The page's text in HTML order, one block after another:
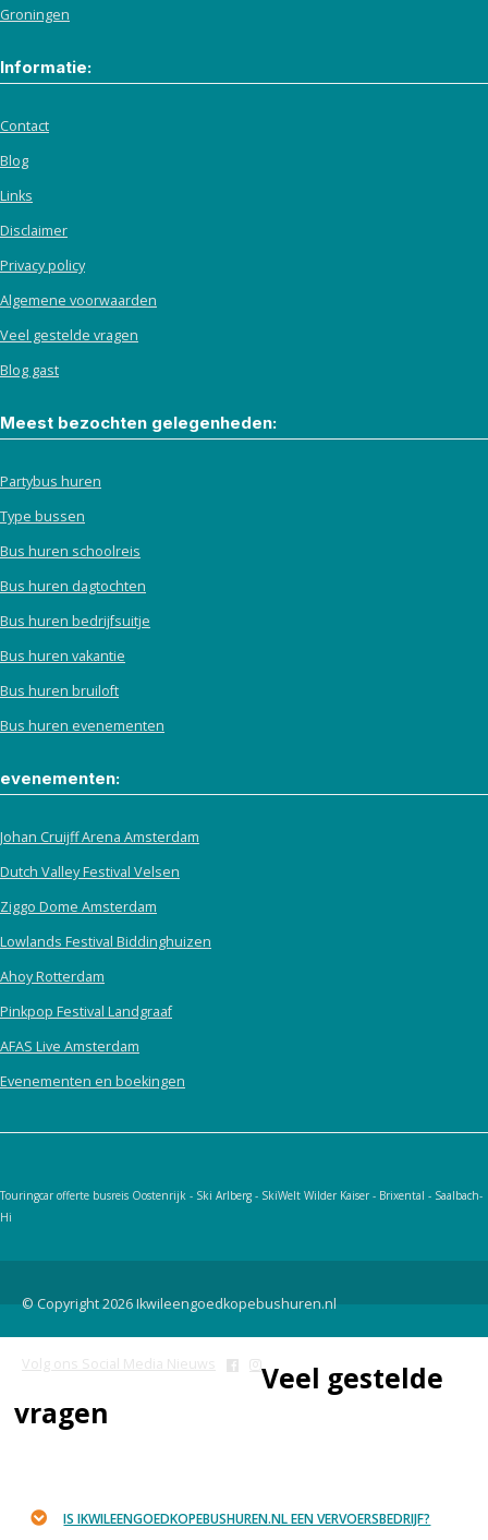
Groningen
Informatie:
Contact
Blog
Links
Disclaimer
Privacy policy
Algemene voorwaarden
Veel gestelde vragen
Blog gast
Meest bezochten gelegenheden:
Partybus huren
Type bussen
Bus huren schoolreis
Bus huren dagtochten
Bus huren bedrijfsuitje
Bus huren vakantie
Bus huren bruiloft
Bus huren evenementen
evenementen:
Johan Cruijff Arena Amsterdam
Dutch Valley Festival Velsen
Ziggo Dome Amsterdam
Lowlands Festival Biddinghuizen
Ahoy Rotterdam
Pinkpop Festival Landgraaf
AFAS Live Amsterdam
Evenementen en boekingen
Touringcar offerte busreis Oostenrijk - Ski Arlberg - SkiWelt Wilder Kaiser - Brixental - Saalbach-
Hi
© Copyright 2026 Ikwileengoedkopebushuren.nl
Volg ons Social Media Nieuws
Veel gestelde
vragen
IS IKWILEENGOEDKOPEBUSHUREN.NL EEN VERVOERSBEDRIJF?